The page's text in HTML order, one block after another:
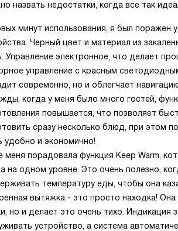
назвать недостатки, когда все так
минут использования, я был поражен
Черный цвет и материал из
Управление электронное, что делает
управление с красным
современно, но и облегчает
когда у меня было много гостей,
повышается, что позволяет
сразу несколько блюд, при этом
удобно и экономично!
меня порадовала функция Keep Warm,
на одном уровне. Это очень полезно,
температуру еды, чтобы она
вытяжка - это просто находка!
но и делает это очень тихо. Индикация
устройство, а система